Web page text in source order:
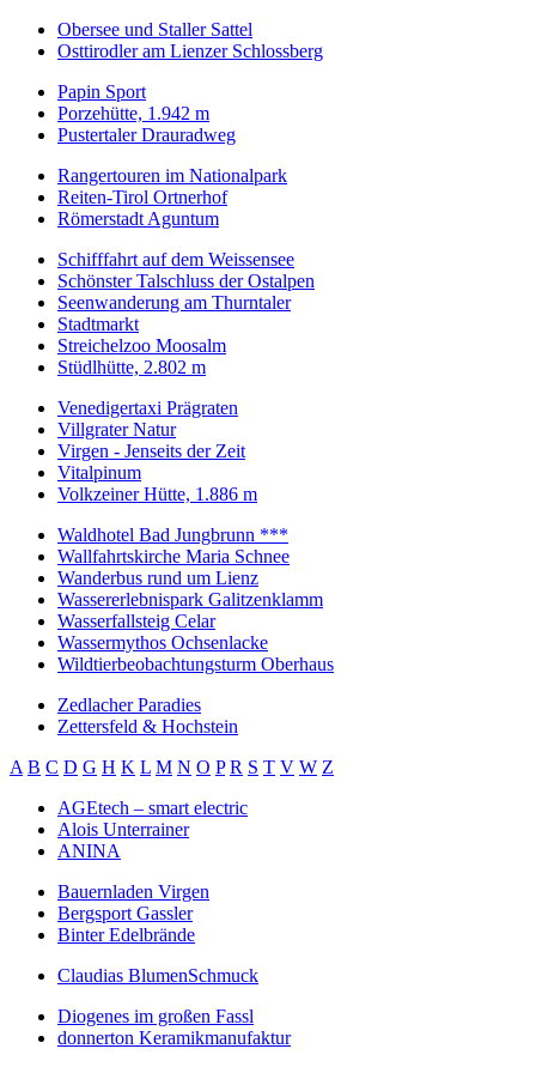
Obersee und Staller Sattel
Osttirodler am Lienzer Schlossberg
Papin Sport
Porzehütte, 1.942 m
Pustertaler Drauradweg
Rangertouren im Nationalpark
Reiten-Tirol Ortnerhof
Römerstadt Aguntum
Schifffahrt auf dem Weissensee
Schönster Talschluss der Ostalpen
Seenwanderung am Thurntaler
Stadtmarkt
Streichelzoo Moosalm
Stüdlhütte, 2.802 m
Venedigertaxi Prägraten
Villgrater Natur
Virgen - Jenseits der Zeit
Vitalpinum
Volkzeiner Hütte, 1.886 m
Waldhotel Bad Jungbrunn ***
Wallfahrtskirche Maria Schnee
Wanderbus rund um Lienz
Wassererlebnispark Galitzenklamm
Wasserfallsteig Celar
Wassermythos Ochsenlacke
Wildtierbeobachtungsturm Oberhaus
Zedlacher Paradies
Zettersfeld & Hochstein
A B C D G H K L M N O P R S T V W Z
AGEtech – smart electric
Alois Unterrainer
ANINA
Bauernladen Virgen
Bergsport Gassler
Binter Edelbrände
Claudias BlumenSchmuck
Diogenes im großen Fassl
donnerton Keramikmanufaktur